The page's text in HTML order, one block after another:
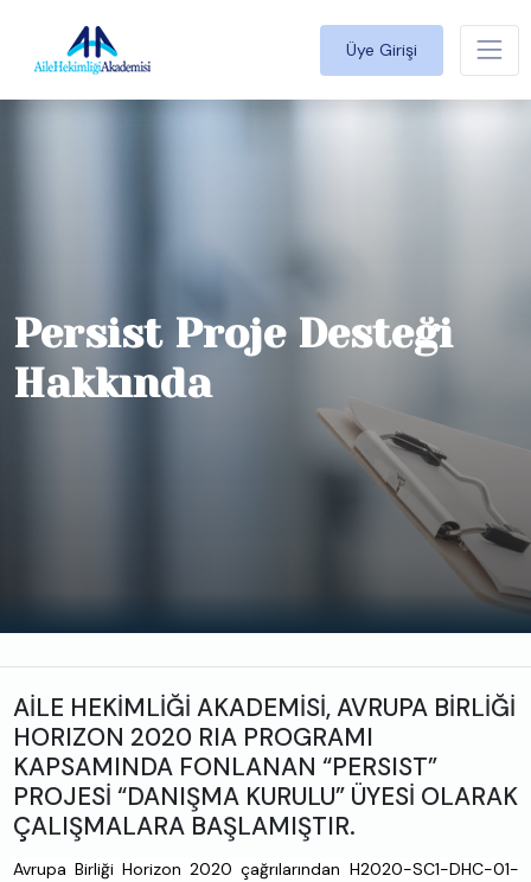
Üye Girişi
Persist Proje Desteği
Hakkında
AİLE HEKİMLİĞİ AKADEMİSİ, AVRUPA BİRLİĞİ
HORIZON 2020 RIA PROGRAMI
KAPSAMINDA FONLANAN “PERSIST”
PROJESİ “DANIŞMA KURULU” ÜYESİ OLARAK
ÇALIŞMALARA BAŞLAMIŞTIR.
Avrupa Birliği Horizon 2020 çağrılarından H2020-SC1-DHC-01-